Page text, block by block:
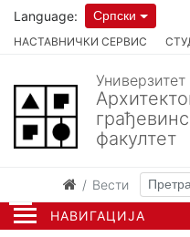
НАВИГАЦИЈА
НАСТАВНИЧКИ СЕРВИС
Language: Српски
факултет
Вести